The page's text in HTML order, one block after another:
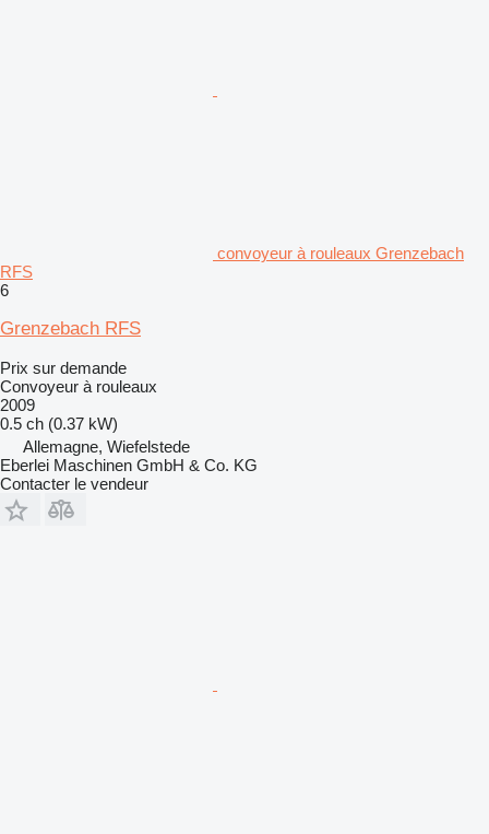
convoyeur à rouleaux Grenzebach
RFS
6
Grenzebach RFS
Prix sur demande
Convoyeur à rouleaux
2009
0.5 ch (0.37 kW)
Allemagne, Wiefelstede
Eberlei Maschinen GmbH & Co. KG
Contacter le vendeur